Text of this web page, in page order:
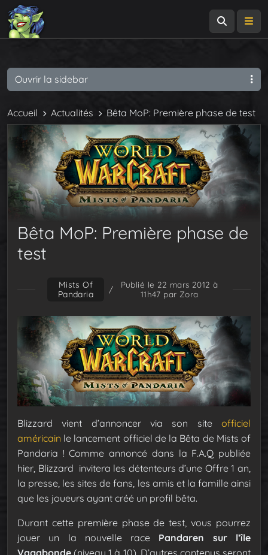
Accueil Actualités Bêta MoP: Première phase de test
Bêta MoP: Première phase de
test
Mists Of
Pandaria
/
Publié le 22 mars 2012 à
11h47 par Zora
Blizzard vient d’annoncer via son site officiel
américain le lancement officiel de la Bêta de Mists of
Pandaria ! Comme annoncé dans la F.A.Q publiée
hier, Blizzard invitera les détenteurs d’une Offre 1 an,
la presse, les sites de fans, les amis et la famille ainsi
que les joueurs ayant créé un profil bêta.
Durant cette première phase de test, vous pourrez
jouer un la nouvelle race Pandaren sur l’île
Vagabonde (niveau 1 à 10). D’autres contenus seront
Ouvrir la sidebar